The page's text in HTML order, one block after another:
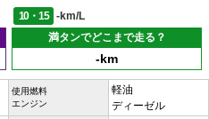
10・15
-km/L
満タンでどこまで走る？
-km
使用燃料
エンジン
軽油
ディーゼル